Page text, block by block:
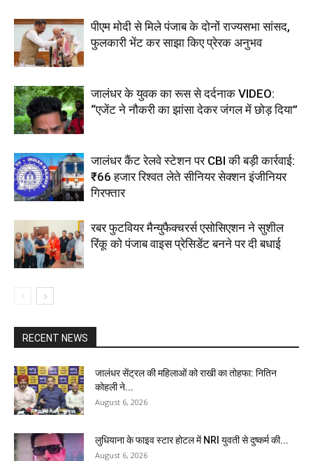
पीएम मोदी से मिले पंजाब के दोनों राज्यसभा सांसद,
फुलकारी भेंट कर साझा किए प्रेरक अनुभव
जालंधर के युवक का रूस से दर्दनाक VIDEO:
“एजेंट ने नौकरी का झांसा देकर जंगल में छोड़ दिया”
जालंधर कैंट रेलवे स्टेशन पर CBI की बड़ी कार्रवाई:
₹66 हजार रिश्वत लेते सीनियर सेक्शन इंजीनियर
गिरफ्तार
रबर फुटवियर मैन्युफैक्चरर्स एसोसिएशन ने सुशील
रिंकू को पंजाब वाइस प्रेसिडेंट बनने पर दी बधाई
RECENT NEWS
जालंधर सेंट्रल की महिलाओं को राखी का तोहफा: नितिन
कोहली ने...
August 6, 2026
लुधियाना के फाइव स्टार होटल में NRI युवती से दुष्कर्म की...
August 6, 2026